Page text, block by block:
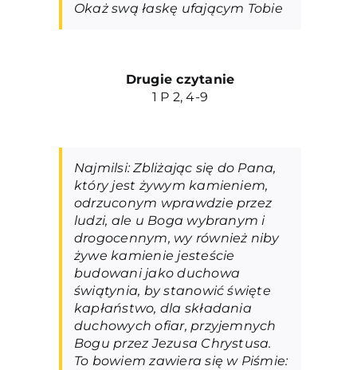
Okaż swą łaskę ufającym Tobie
Drugie czytanie
1 P 2, 4-9
Najmilsi: Zbliżając się do Pana,
który jest żywym kamieniem,
odrzuconym wprawdzie przez
ludzi, ale u Boga wybranym i
drogocennym, wy również niby
żywe kamienie jesteście
budowani jako duchowa
świątynia, by stanowić święte
kapłaństwo, dla składania
duchowych ofiar, przyjemnych
Bogu przez Jezusa Chrystusa.
To bowiem zawiera się w Piśmie: